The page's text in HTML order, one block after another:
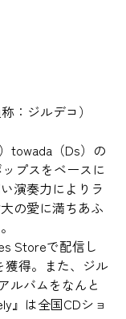
：ジルデコ）
towada（Ds）の
プスをベースに
演奏力によりラ
の愛に満ちあふ
Storeで配信し
獲得。また、ジル
ルバムをなんと
』は全国CDショ